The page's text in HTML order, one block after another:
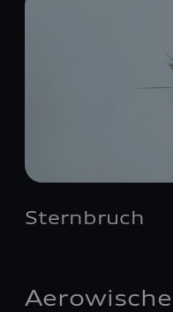
Sternbruch